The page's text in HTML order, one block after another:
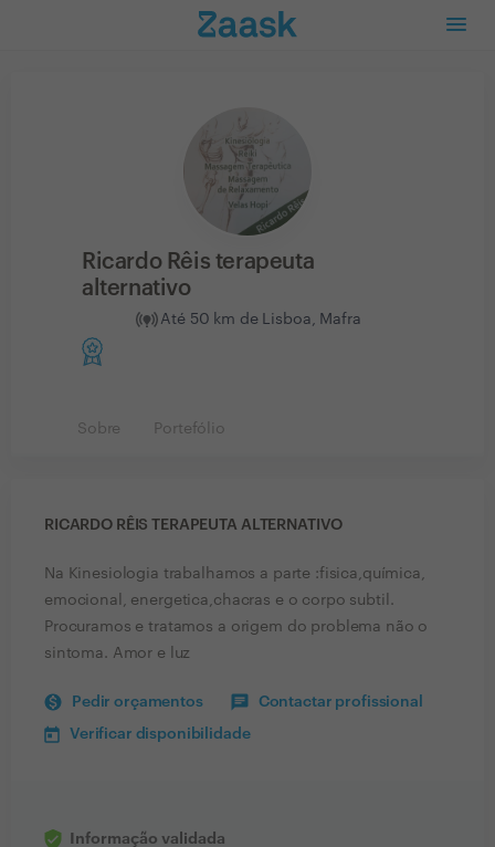
Ricardo Rêis terapeuta
alternativo
Até 50 km de Lisboa, Mafra
Sobre Portefólio
RICARDO RÊIS TERAPEUTA ALTERNATIVO
Na Kinesiologia trabalhamos a parte :fisica,química,
emocional, energetica,chacras e o corpo subtil.
Procuramos e tratamos a origem do problema não o
sintoma. Amor e luz
Pedir orçamentos Contactar profissional
Verificar disponibilidade
Informação validada